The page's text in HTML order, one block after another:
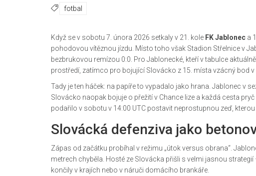
fotbal
Když se v sobotu 7. února 2026 setkaly v 21. kole FK Jablonec a
pohodovou vítěznou jízdu. Místo toho však Stadion Střelnice v
bezbrukovou remízou 0:0. Pro Jablonecké, kteří v tabulce
prostředí, zatímco pro bojující Slovácko z 15. místa vzácný bod v
Tady je ten háček: na papíře to vypadalo jako hrana. Jablonec v
Slovácko naopak bojuje o přežití v Chance lize a každá cesta
podařilo v sobotu v 14:00 UTC postavit neprostupnou zeď,
Slovácká defenziva jako
Zápas od začátku probíhal v režimu „útok versus obrana“.
metrech chyběla. Hosté ze Slovácka přišli s velmi jasnou
končily v krajích nebo v náruči domácího brankáře.